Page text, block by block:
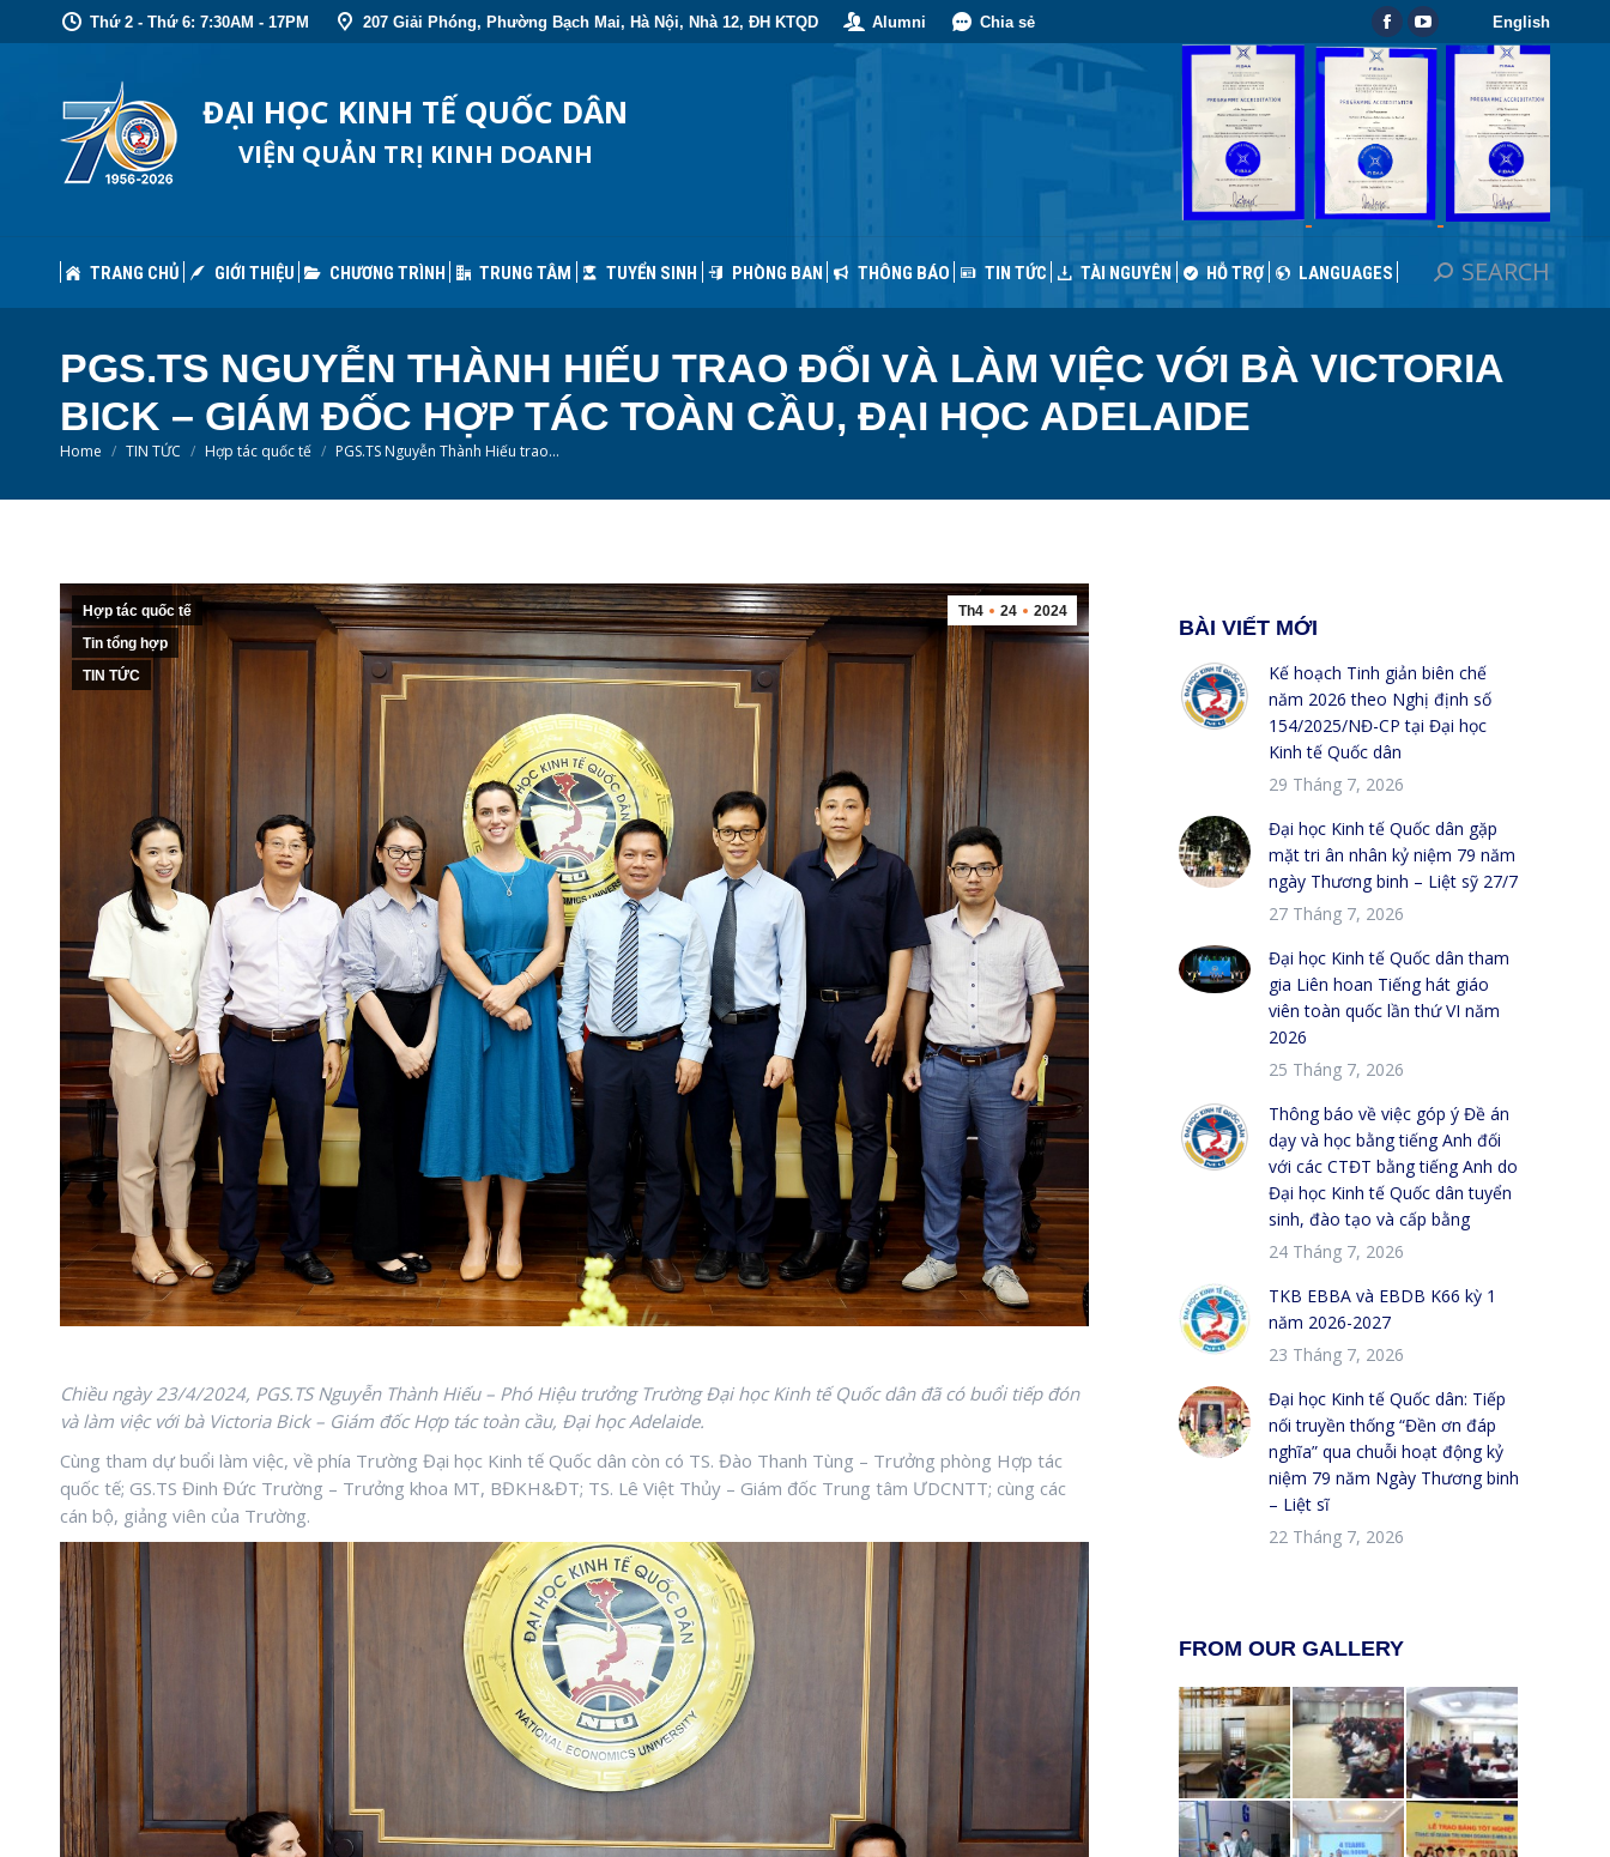
Thứ 2 - Thứ 6: 7:30AM - 17PM 207 Giải Phóng, Phường Bạch Mai, Hà Nội, Nhà 12, ĐH KTQD Alumni Chia sẻ
Facebook
page
opens
in
new
window
YouTube
page
opens
in
new
window
English
ĐẠI HỌC KINH TẾ QUỐC DÂN
VIỆN QUẢN TRỊ KINH DOANH
TRANG CHỦ GIỚI THIỆU CHƯƠNG TRÌNH TRUNG TÂM TUYỂN SINH PHÒNG BAN THÔNG BÁO TIN TỨC TÀI NGUYÊN HỖ TRỢ LANGUAGES Search:SEARCH
PGS.TS NGUYỄN THÀNH HIẾU TRAO ĐỔI VÀ LÀM VIỆC VỚI BÀ VICTORIA
BICK – GIÁM ĐỐC HỢP TÁC TOÀN CẦU, ĐẠI HỌC ADELAIDE
You are here:
Home TIN TỨC Hợp tác quốc tế PGS.TS Nguyễn Thành Hiếu trao…
Th4 24 2024
Hợp tác quốc tế
Tin tổng hợp
TIN TỨC
Chiều ngày 23/4/2024, PGS.TS Nguyễn Thành Hiếu – Phó Hiệu trưởng Trường Đại học Kinh tế Quốc dân đã có buổi tiếp đón
và làm việc với bà Victoria Bick – Giám đốc Hợp tác toàn cầu, Đại học Adelaide.
Cùng tham dự buổi làm việc, về phía Trường Đại học Kinh tế Quốc dân còn có TS. Đào Thanh Tùng – Trưởng phòng Hợp tác
quốc tế; GS.TS Đinh Đức Trường – Trưởng khoa MT, BĐKH&ĐT; TS. Lê Việt Thủy – Giám đốc Trung tâm ƯDCNTT; cùng các
cán bộ, giảng viên của Trường.
BÀI VIẾT MỚI
Kế hoạch Tinh giản biên chế
năm 2026 theo Nghị định số
154/2025/NĐ-CP tại Đại học
Kinh tế Quốc dân
29 Tháng 7, 2026
Đại học Kinh tế Quốc dân gặp
mặt tri ân nhân kỷ niệm 79 năm
ngày Thương binh – Liệt sỹ 27/7
27 Tháng 7, 2026
Đại học Kinh tế Quốc dân tham
gia Liên hoan Tiếng hát giáo
viên toàn quốc lần thứ VI năm
2026
25 Tháng 7, 2026
Thông báo về việc góp ý Đề án
dạy và học bằng tiếng Anh đối
với các CTĐT bằng tiếng Anh do
Đại học Kinh tế Quốc dân tuyển
sinh, đào tạo và cấp bằng
24 Tháng 7, 2026
TKB EBBA và EBDB K66 kỳ 1
năm 2026-2027
23 Tháng 7, 2026
Đại học Kinh tế Quốc dân: Tiếp
nối truyền thống “Đền ơn đáp
nghĩa” qua chuỗi hoạt động kỷ
niệm 79 năm Ngày Thương binh
– Liệt sĩ
22 Tháng 7, 2026
FROM OUR GALLERY
CHƯƠNG TRÌNH TRUNG TÂM TUYỂN SINH PHÒNG BAN THÔNG BÁO LANGUAGES Search:
SEARCH